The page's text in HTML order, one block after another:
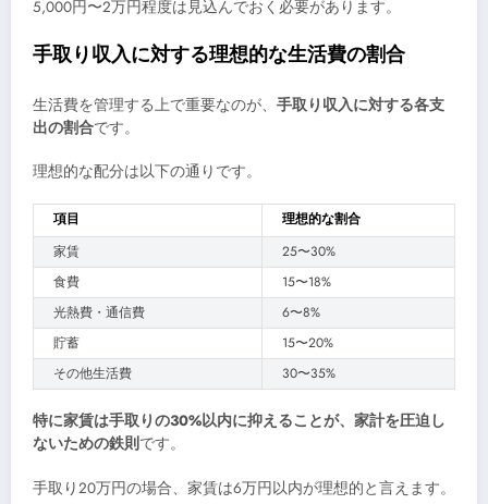
5,000円〜2万円程度は見込んでおく必要があります。
手取り収入に対する理想的な生活費の割合
生活費を管理する上で重要なのが、 手取り収入に対する各支
出の割合です。
理想的な配分は以下の通りです。
項目
理想的な割合
家賃
25〜30%
食費
15〜18%
光熱費・通信費
6〜8%
貯蓄
15〜20%
その他生活費
30〜35%
特に家賃は手取りの30%以内に抑えることが、家計を圧迫し
ないための鉄則です。
手取り20万円の場合、家賃は6万円以内が理想的と言えます。